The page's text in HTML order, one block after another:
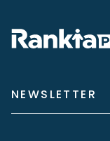
NEWSLETTER